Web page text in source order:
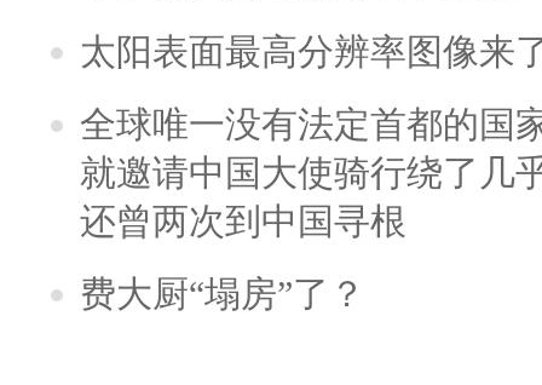
太阳表面最高分辨率图像来
全球唯一没有法定首都的国
就邀请中国大使骑行绕了几
还曾两次到中国寻根
费大厨“塌房”了？